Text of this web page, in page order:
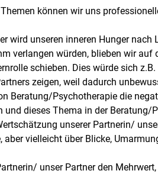
können wir uns
wird unseren inneren Hunger
verlangen würden, blieben wir auf
schieben. Dies würde sich
zeigen, weil dadurch
Beratung/Psychotherapie die
und dieses Thema in der Beratung/
unserer Partnerin/
aber vielleicht über Blicke,
unser Partner den